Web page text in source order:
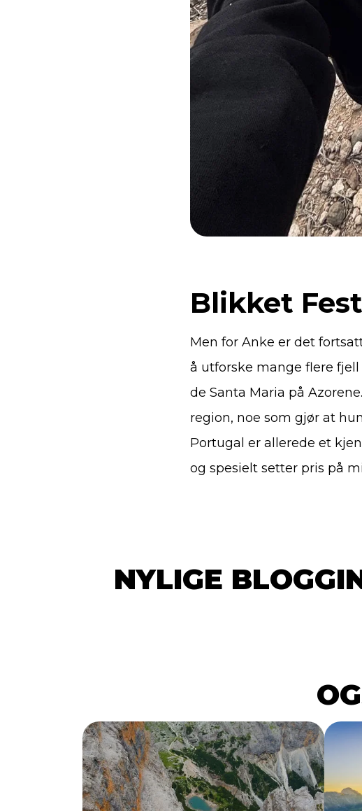
Blikket
Men for Anke er det
å utforske mange flere
de Santa Maria på
region, noe som gjør at
Portugal er allerede et
og spesielt setter pris på
NYLIGE